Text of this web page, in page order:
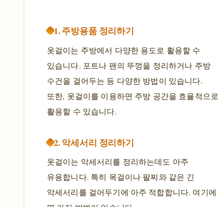
1. 주방용품 정리하기
옷걸이는 주방에서 다양한 용도로 활용할 수
있습니다. 포트나 팬의 뚜껑을 정리하거나 주방
수건을 걸어두는 등 다양한 방법이 있습니다.
또한, 옷걸이를 이용하면 주방 공간을 효율적으로
활용할 수 있습니다.
2. 악세서리 정리하기
옷걸이는 악세서리를 정리하는데도 아주
유용합니다. 특히 목걸이나 팔찌와 같은 긴
악세서리를 걸어두기에 아주 적합합니다. 여기에